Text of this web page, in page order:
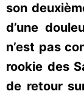
son
d’une
n’est pas
rookie des
de retour